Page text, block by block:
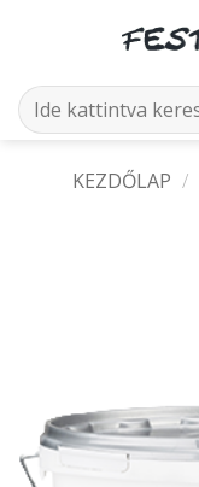
Keresés
a
KEZDŐLAP /